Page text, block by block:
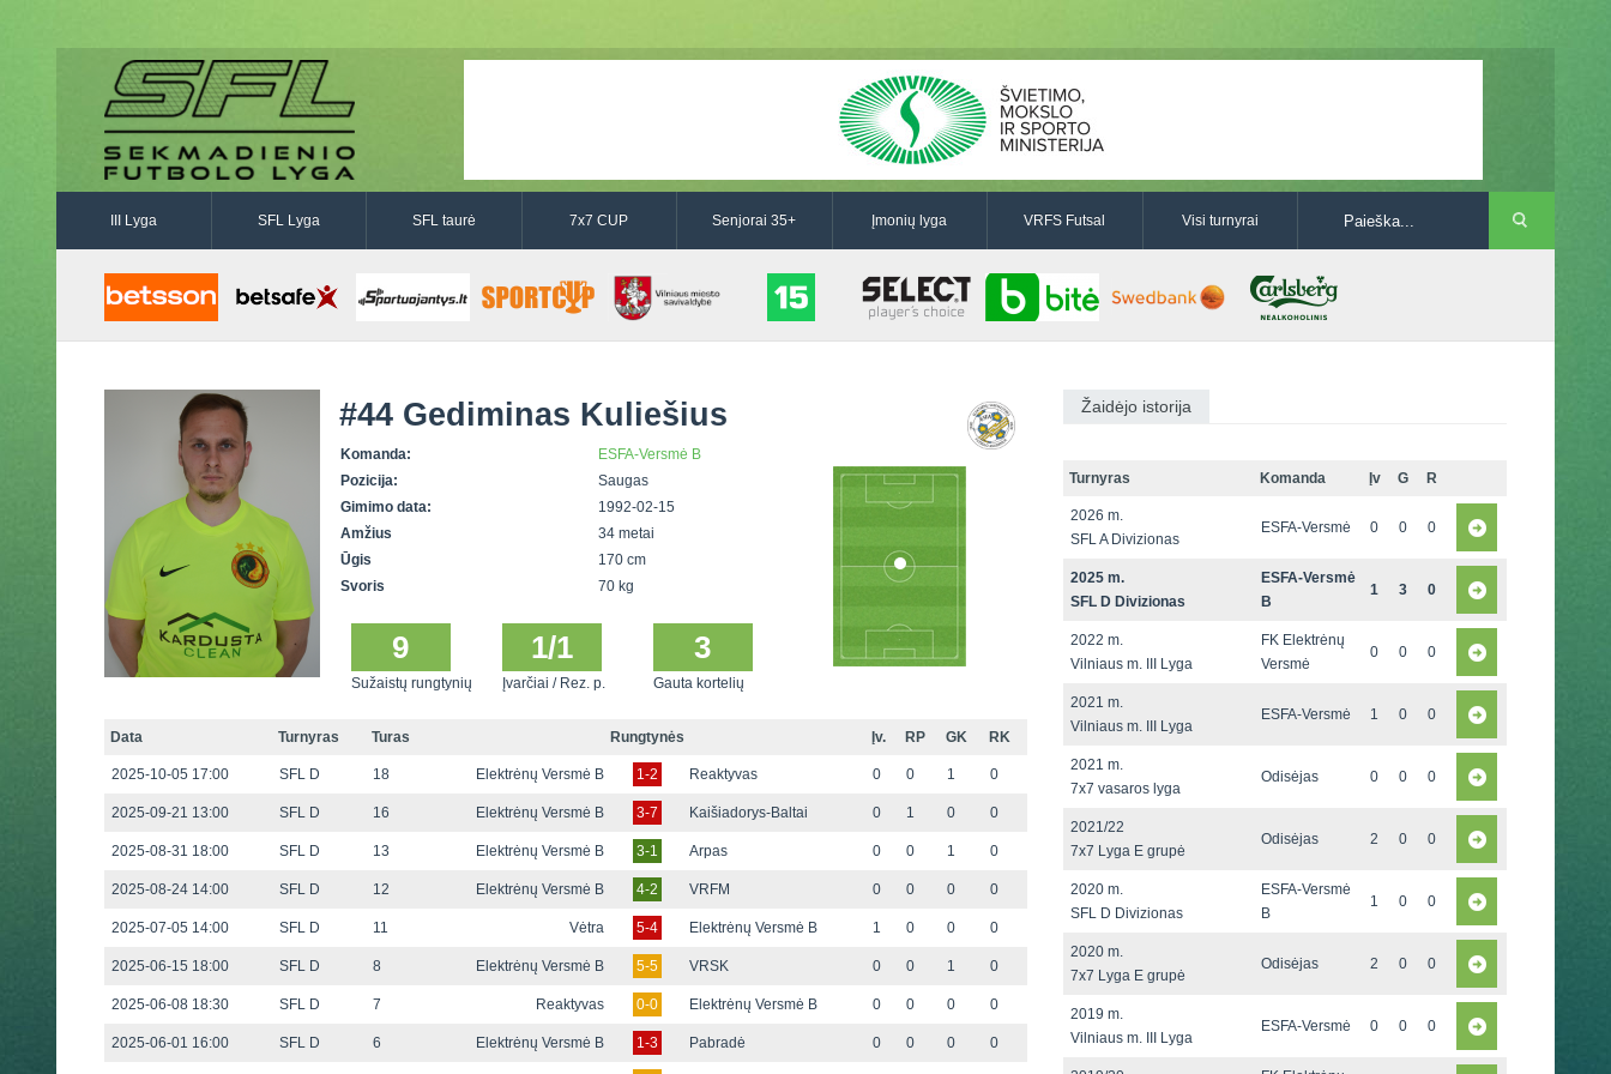
III Lyga SFL Lyga SFL taurė 7x7 CUP Senjorai 35+ Įmonių lyga VRFS Futsal Visi turnyrai
#44Gediminas Kuliešius
Komanda:
ESFA-Versmė B
Pozicija:
Saugas
Gimimo data:
1992-02-15
Amžius
34 metai
Ūgis
170 cm
Svoris
70 kg
9
Sužaistų rungtynių
1/1
Įvarčiai / Rez. p.
3
Gauta kortelių
Data Turnyras Turas Rungtynės Įv. RP GK RK
2025-10-05 17:00 SFL D 18 Elektrėnų Versmė B 1-2 Reaktyvas 0 0 1 0
2025-09-21 13:00 SFL D 16 Elektrėnų Versmė B 3-7 Kaišiadorys-Baltai 0 1 0 0
2025-08-31 18:00 SFL D 13 Elektrėnų Versmė B 3-1 Arpas 0 0 1 0
2025-08-24 14:00 SFL D 12 Elektrėnų Versmė B 4-2 VRFM 0 0 0 0
2025-07-05 14:00 SFL D 11 Vėtra 5-4 Elektrėnų Versmė B 1 0 0 0
2025-06-15 18:00 SFL D 8 Elektrėnų Versmė B 5-5 VRSK 0 0 1 0
2025-06-08 18:30 SFL D 7 Reaktyvas 0-0 Elektrėnų Versmė B 0 0 0 0
2025-06-01 16:00 SFL D 6 Elektrėnų Versmė B 1-3 Pabradė 0 0 0 0
Žaidėjo istorija
Turnyras Komanda Įv G R
2026 m.
SFL A Divizionas
ESFA-Versmė 0 0 0
2025 m.
SFL D Divizionas
ESFA-Versmė
B
1 3 0
2022 m.
Vilniaus m. III Lyga
FK Elektrėnų
Versmė
0 0 0
2021 m.
Vilniaus m. III Lyga
ESFA-Versmė 1 0 0
2021 m.
7x7 vasaros lyga
Odisėjas 0 0 0
2021/22
7x7 Lyga E grupė
Odisėjas 2 0 0
2020 m.
SFL D Divizionas
ESFA-Versmė
B
1 0 0
2020 m.
7x7 Lyga E grupė
Odisėjas 2 0 0
2019 m.
Vilniaus m. III Lyga
ESFA-Versmė 0 0 0